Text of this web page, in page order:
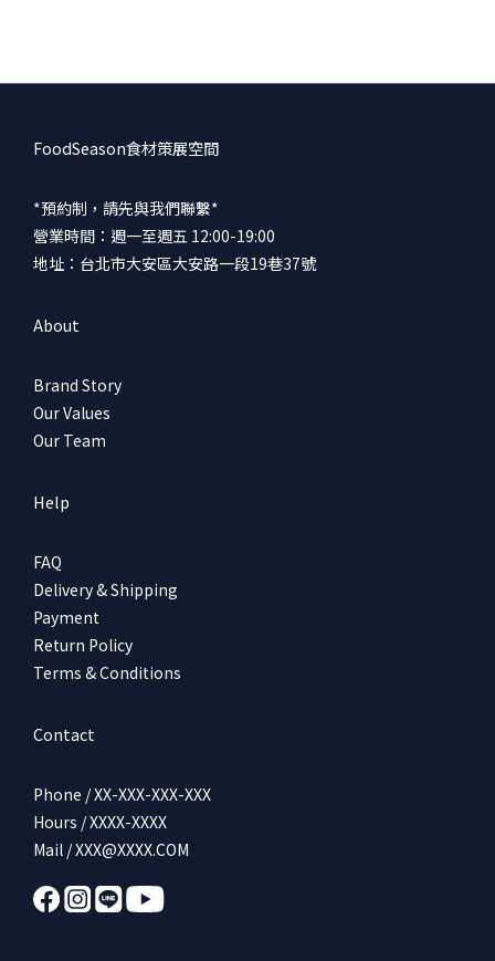
FoodSeason食材策展空間
*預約制，請先與我們聯繫*
營業時間：週一至週五 12:00-19:00
地址：台北市大安區大安路一段19巷37號
About
Brand Story
Our Values
Our Team
Help
FAQ
Delivery & Shipping
Payment
Return Policy
Terms & Conditions
Contact
Phone / XX-XXX-XXX-XXX
Hours / XXXX-XXXX
Mail / XXX@XXXX.COM